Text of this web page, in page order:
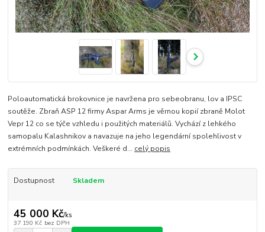
Poloautomatická brokovnice je navržena pro sebeobranu, lov a IPSC
soutěže. Zbraň ASP 12 firmy Aspar Arms je věrnou kopií zbraně Molot
Vepr 12 co se týče vzhledu i použitých materiálů. Vychází z lehkého
samopalu Kalashnikov a navazuje na jeho legendární spolehlivost v
extrémních podmínkách. Veškeré d... celý popis
Dostupnost Skladem
45 000 Kč/ks
37 190 Kč bez DPH